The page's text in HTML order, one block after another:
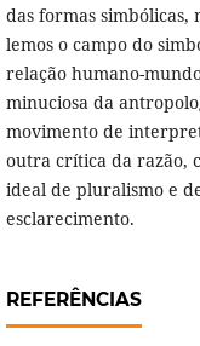
das formas simbólicas,
lemos o campo do
relação humano-
minuciosa da
movimento de
outra crítica da razão,
ideal de pluralismo e
esclarecimento.
REFERÊNCIAS